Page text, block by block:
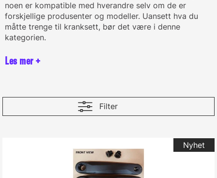
noen er kompatible med hverandre selv om de er
forskjellige produsenter og modeller. Uansett hva du
måtte trenge til kranksett, bør det være i denne
kategorien.
Filter